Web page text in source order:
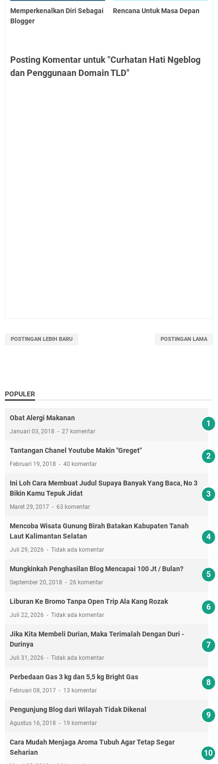
Memperkenalkan Diri Sebagai
Blogger
Rencana Untuk Masa Depan
Posting Komentar untuk "Curhatan Hati Ngeblog
dan Penggunaan Domain TLD"
POSTINGAN LEBIH BARU POSTINGAN LAMA
POPULER
Obat Alergi Makanan
Januari 03, 2018 27 komentar
Tantangan Chanel Youtube Makin "Greget"
Februari 19, 2018 40 komentar
Ini Loh Cara Membuat Judul Supaya Banyak Yang Baca, No 3
Bikin Kamu Tepuk Jidat
Maret 29, 2017 63 komentar
Mencoba Wisata Gunung Birah Batakan Kabupaten Tanah
Laut Kalimantan Selatan
Juli 29, 2026 Tidak ada komentar
Mungkinkah Penghasilan Blog Mencapai 100 Jt / Bulan?
September 20, 2018 26 komentar
Liburan Ke Bromo Tanpa Open Trip Ala Kang Rozak
Juli 22, 2026 Tidak ada komentar
Jika Kita Membeli Durian, Maka Terimalah Dengan Duri -
Durinya
Juli 31, 2026 Tidak ada komentar
Perbedaan Gas 3 kg dan 5,5 kg Bright Gas
Februari 08, 2017 13 komentar
Pengunjung Blog dari Wilayah Tidak Dikenal
Agustus 16, 2018 19 komentar
Cara Mudah Menjaga Aroma Tubuh Agar Tetap Segar
Seharian